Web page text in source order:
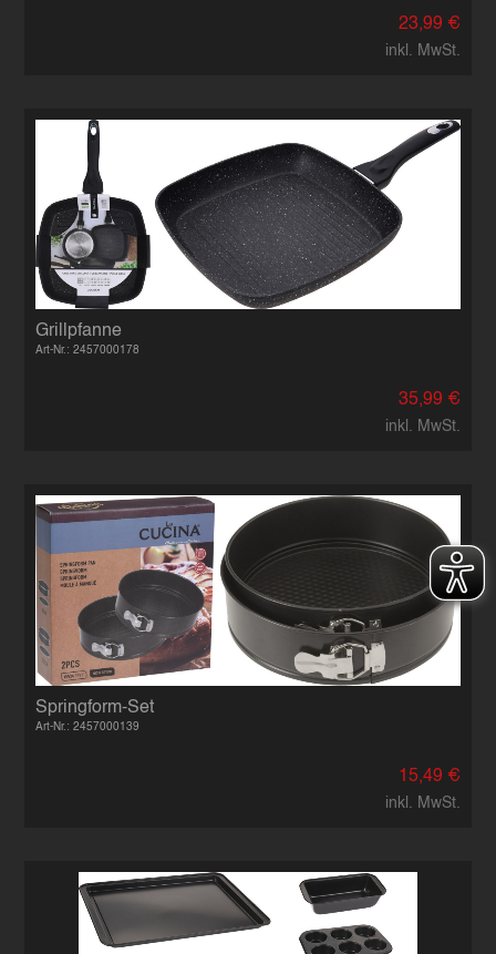
23,99 €
inkl. MwSt.
Grillpfanne
Art-Nr.: 2457000178
35,99 €
inkl. MwSt.
Springform-Set
Art-Nr.: 2457000139
15,49 €
inkl. MwSt.